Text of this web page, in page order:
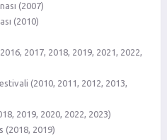
(2007)
(2010)
2017, 2018, 2019, 2021, 2022,
(2010, 2011, 2012, 2013,
2019, 2020, 2022, 2023)
(2018, 2019)